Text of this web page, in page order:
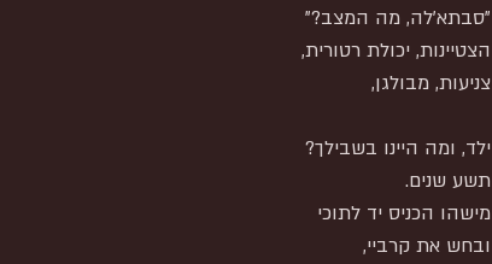
"סבתא'לה, מה המצב?"
הצטיינות, יכולת רטורית,
צניעות, מבולגן,
ילד, ומה היינו בשבילך?
תשע שנים.
מישהו הכניס יד לתוכי
ובחש את קרביי,